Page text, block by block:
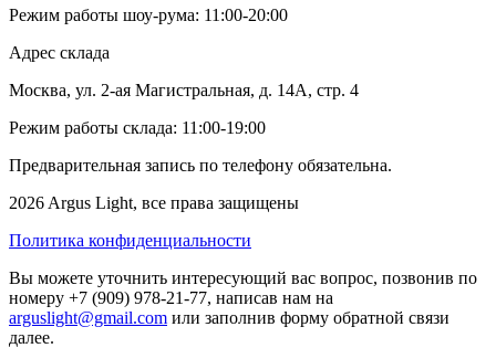
Режим работы шоу-рума: 11:00-20:00
Адрес склада
Москва, ул. 2-ая Магистральная, д. 14А, стр. 4
Режим работы склада: 11:00-19:00
Предварительная запись по телефону обязательна.
2026 Argus Light, все права защищены
Политика конфиденциальности
Вы можете уточнить интересующий вас вопрос, позвонив по
номеру +7 (909) 978-21-77, написав нам на
arguslight@gmail.com или заполнив форму обратной связи
далее.